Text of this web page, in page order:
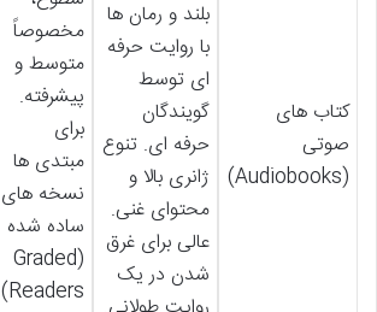
کتاب های
صوتی
(Audiobooks)
بلند و رمان ها
با روایت حرفه
ای توسط
گویندگان
حرفه ای. تنوع
ژانری بالا و
محتوای غنی.
عالی برای غرق
شدن در یک
مخصوصاً
متوسط و
پیشرفته.
برای
مبتدی ها
نسخه های
ساده شده
(Graded
Readers)